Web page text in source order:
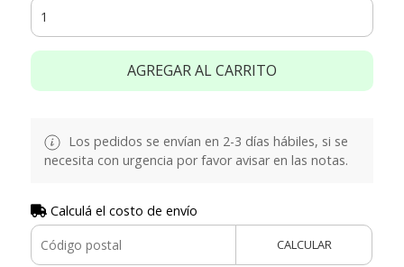
AGREGAR AL CARRITO
Los pedidos se envían en 2-3 días hábiles, si se
necesita con urgencia por favor avisar en las notas.
Calculá el costo de envío
CALCULAR